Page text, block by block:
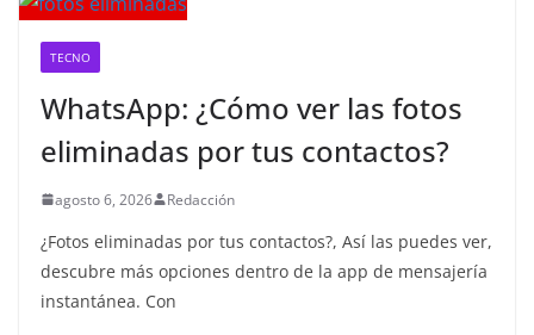
TECNO
WhatsApp: ¿Cómo ver las fotos
eliminadas por tus contactos?
agosto 6, 2026 Redacción
¿Fotos eliminadas por tus contactos?, Así las puedes ver,
descubre más opciones dentro de la app de mensajería
instantánea. Con